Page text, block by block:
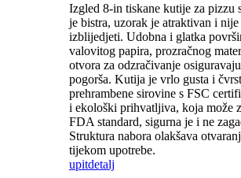
Izgled 8-in tiskane kutije za pizzu
je bistra, uzorak je atraktivan i
izblijedjeti. Udobna i glatka
valovitog papira, prozračnog
otvora za odzračivanje
pogorša. Kutija je vrlo gusta i
prehrambene sirovine s FSC
i ekološki prihvatljiva, koja može
FDA standard, sigurna je i ne
Struktura nabora olakšava
tijekom upotrebe.
upitdetalj